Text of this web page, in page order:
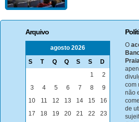
Arquivo
agosto 2026
S
T Q Q S S D
1
2
3
4 5 6 7 8
9
10
11 12 13 14 15
16
17
18 19 20 21 22
23
O
com
não
de